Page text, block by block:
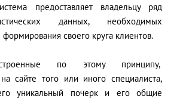
предоставляет владельцу ряд
данных, необходимых
формирования своего круга клиентов.
по этому принципу,
сайте того или иного специалиста,
уникальный почерк и его общие